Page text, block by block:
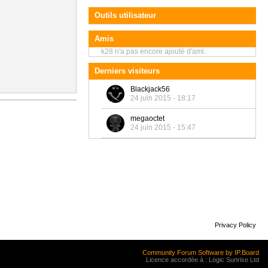
Outils utilisateur
Amis
k28 n'a pas encore ajouté d'ami.
Derniers visiteurs
Blackjack56
24 juin 2015 - 18:17
megaoctet
24 juin 2015 - 15:47
Privacy Policy
Community Forum Software by IP.Board
Licence accordée à : Logic Sunrise Ltd